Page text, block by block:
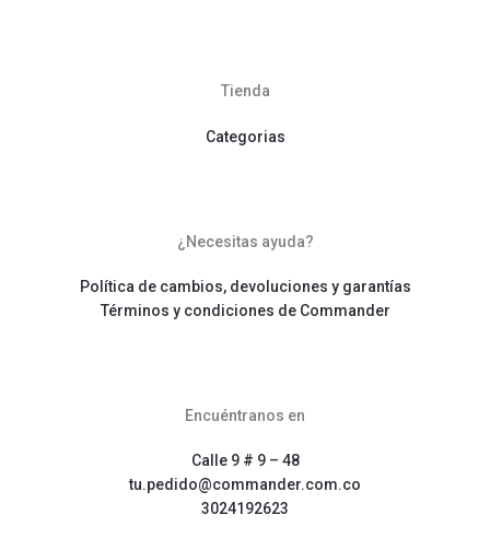
Tienda
Categorias
¿Necesitas ayuda?
Política de cambios, devoluciones y garantías
Términos y condiciones de Commander
Encuéntranos en
Calle 9 # 9 – 48
tu.pedido@commander.com.co
3024192623